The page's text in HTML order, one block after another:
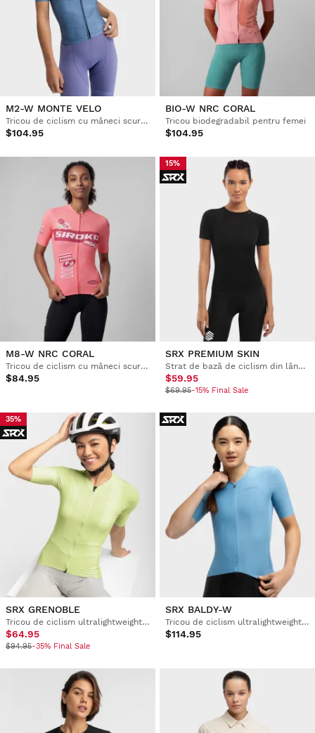
M2-W MONTE VELO
Tricou de ciclism cu mâneci scurte pentru femei
$104.95
BIO-W NRC CORAL
Tricou biodegradabil pentru femei
$104.95
M8-W NRC CORAL
Tricou de ciclism cu mâneci scurte din plasă pentru femei
$84.95
15%
SRX PREMIUM SKIN
Strat de bază de ciclism din lână pentru femei
$59.95
$69.95-15% Final Sale
35%
SRX GRENOBLE
Tricou de ciclism ultralightweight pentru femei
$64.95
$94.95-35% Final Sale
SRX BALDY-W
Tricou de ciclism ultralightweight pentru femei
$114.95